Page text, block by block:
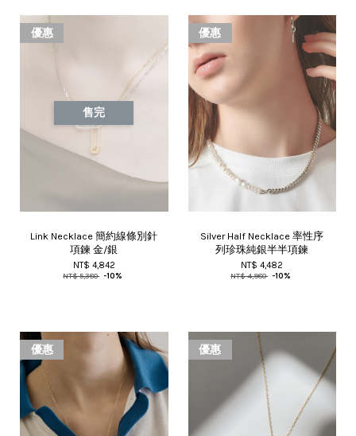
優惠
售完
Link Necklace 簡約線條別針
項鍊 金/銀
NT$ 4,842
NT$ 5,380 -10%
優惠
Silver Half Necklace 率性序
列珍珠純銀半半項鍊
NT$ 4,482
NT$ 4,980 -10%
優惠 優惠